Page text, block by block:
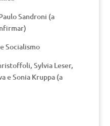
Sandroni (a
Socialismo
Sylvia Leser,
e Sonia Kruppa (a